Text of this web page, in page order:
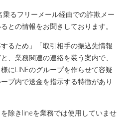
るフリーメール経由での詐欺メー
との情報をお聞きしております。
るため」「取引相手の振込先情報
、業務関連の連絡を装う案内で、
にLINEのグループを作らせて容疑
プ内で送金を指示する特徴があり
除きlineを業務では使用していませ